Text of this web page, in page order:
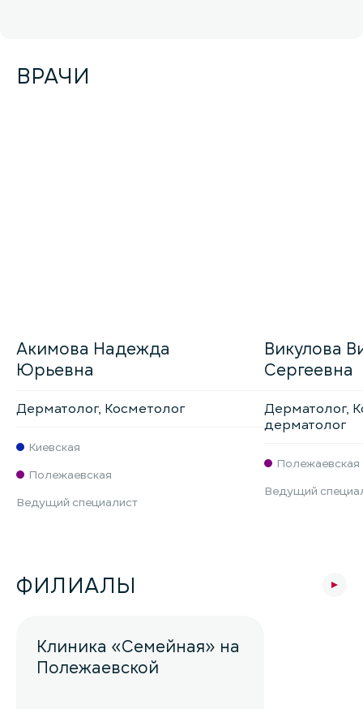
ВРАЧИ
Акимова Надежда
Юрьевна
Дерматолог, Косметолог
Киевская
Полежаевская
Ведущий специалист
Викулова
Сергеевна
Дерматолог,
дерматолог
Полежаевская
Ведущий
ФИЛИАЛЫ
Клиника «Семейная» на
Полежаевской